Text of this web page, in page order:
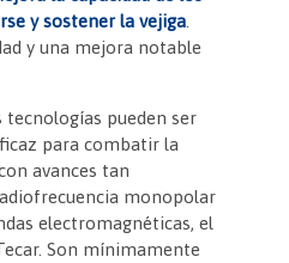
y sostener la vejiga
y una mejora notable
tecnologías pueden ser
para combatir la
avances tan
monopolar
electromagnéticas, el
Son mínimamente